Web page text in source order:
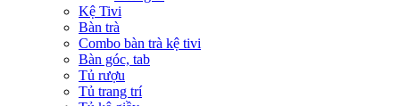
Kệ Tivi
Bàn trà
Combo bàn trà kệ tivi
Bàn góc, tab
Tủ rượu
Tủ trang trí